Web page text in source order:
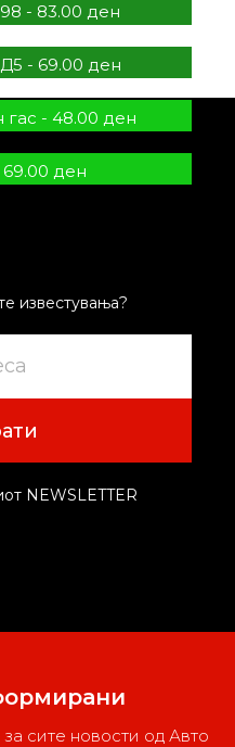
- 83.00 ден
- 69.00 ден
гас - 48.00 ден
ден
известувања?
NEWSLETTER
сите новости од Авто